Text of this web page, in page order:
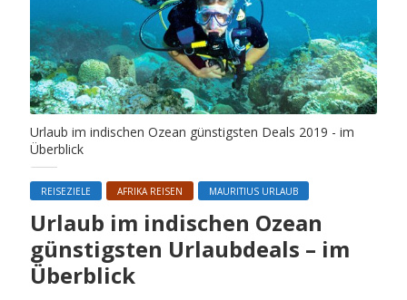
Urlaub im indischen Ozean günstigsten Deals 2019 - im
Überblick
REISEZIELE AFRIKA REISEN MAURITIUS URLAUB
Urlaub im indischen Ozean
günstigsten Urlaubdeals – im
Überblick